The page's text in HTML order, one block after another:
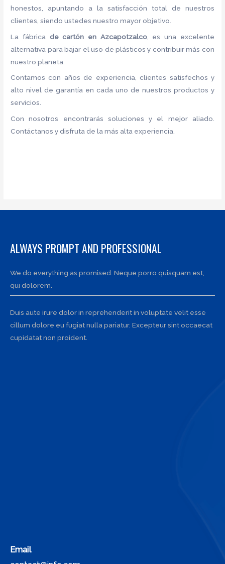
honestos, apuntando a la satisfacción total de nuestros
clientes, siendo ustedes nuestro mayor objetivo.
La fábrica de cartón en Azcapotzalco, es una excelente
alternativa para bajar el uso de plásticos y contribuir más con
nuestro planeta.
Contamos con años de experiencia, clientes satisfechos y
alto nivel de garantía en cada uno de nuestros productos y
servicios.
Con nosotros encontrarás soluciones y el mejor aliado.
Contáctanos y disfruta de la más alta experiencia.
ALWAYS PROMPT AND PROFESSIONAL
We do everything as promised. Neque porro quisquam est,
qui dolorem.
Duis aute irure dolor in reprehenderit in voluptate velit esse
cillum dolore eu fugiat nulla pariatur. Excepteur sint occaecat
cupidatat non proident.
Email